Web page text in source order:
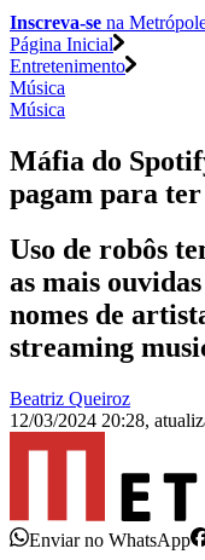
Inscreva-se na
Página Inicial
Entretenimento
Música
Música
Máfia do
pagam para
Uso de robôs
as mais
nomes de
streaming
Beatriz Queiroz
12/03/2024 20:28,
Enviar no WhatsApp